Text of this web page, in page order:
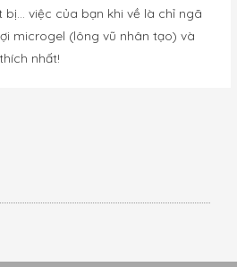
việc của bạn khi về là chỉ ngã
microgel (lông vũ nhân tạo) và
nhất!